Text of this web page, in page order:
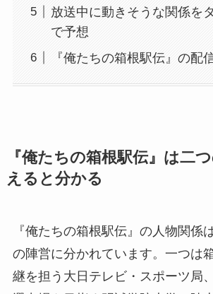
放送中に動きそうな関係を
で予想
『俺たちの箱根駅伝』の配
『俺たちの箱根駅伝』は二
えると分かる
『俺たちの箱根駅伝』の人物関係
の陣営に分かれています。一つは
継を担う大日テレビ・スポーツ局